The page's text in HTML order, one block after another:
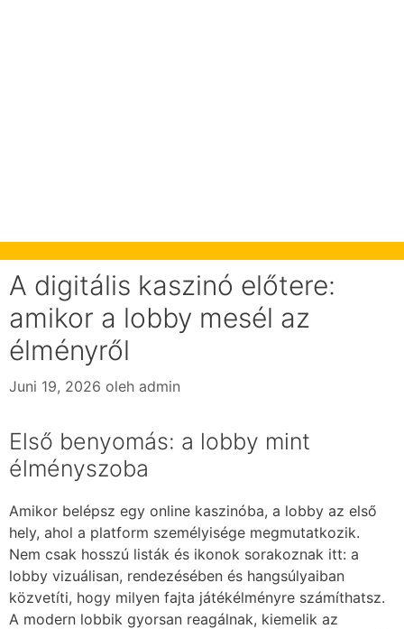
A digitális kaszinó előtere:
amikor a lobby mesél az
élményről
Juni 19, 2026 oleh admin
Első benyomás: a lobby mint
élményszoba
Amikor belépsz egy online kaszinóba, a lobby az első
hely, ahol a platform személyisége megmutatkozik.
Nem csak hosszú listák és ikonok sorakoznak itt: a
lobby vizuálisan, rendezésében és hangsúlyaiban
közvetíti, hogy milyen fajta játékélményre számíthatsz.
A modern lobbik gyorsan reagálnak, kiemelik az